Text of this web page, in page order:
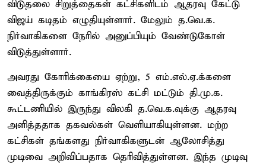
விடுதலை சிறுத்தைகள் கட்சிகளிடம் ஆதரவு கேட்டு
விஜய் கடிதம் எழுதியுள்ளார். மேலும் த.வெ.க.
நிர்வாகிகளை நேரில் அனுப்பியும் வேண்டுகோள்
விடுத்துள்ளார்.
அவரது கோரிக்கையை ஏற்று, 5 எம்.எல்.ஏ.க்களை
வைத்திருக்கும் காங்கிரஸ் கட்சி மட்டும் தி.மு.க.
கூட்டணியில் இருந்து விலகி த.வெ.க.வுக்கு ஆதரவு
அளித்ததாக தகவல்கள் வெளியாகியுள்ளன. மற்ற
கட்சிகள் தங்களது நிர்வாகிகளுடன் ஆலோசித்து
முடிவை அறிவிப்பதாக தெரிவித்துள்ளன. இந்த முடிவு